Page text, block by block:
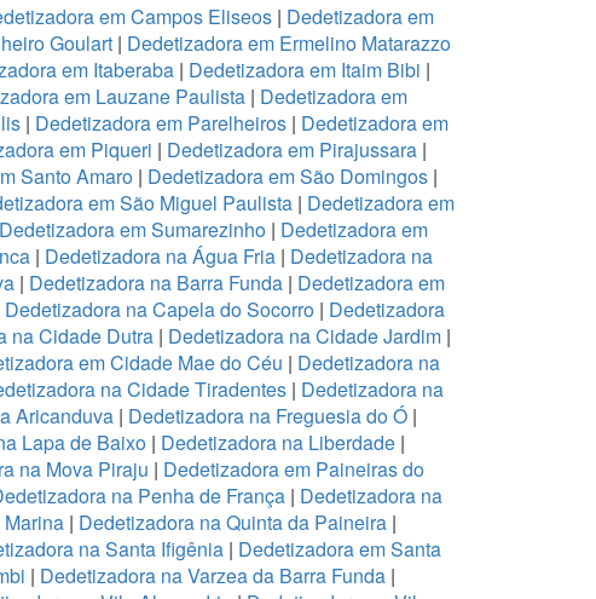
em Campos Eliseos | Dedetizadora em
Goulart | Dedetizadora em Ermelino Matarazzo
em Itaberaba | Dedetizadora em Itaim Bibi |
em Lauzane Paulista | Dedetizadora em
| Dedetizadora em Parelheiros | Dedetizadora em
em Piqueri | Dedetizadora em Pirajussara |
Santo Amaro| Dedetizadora em São Domingos|
em São Miguel Paulista| Dedetizadora em
Dedetizadora em Sumarezinho | Dedetizadora em
| Dedetizadora na Água Fria| Dedetizadora na
| Dedetizadora na Barra Funda | Dedetizadora em
Dedetizadora na Capela do Socorro | Dedetizadora
na Cidade Dutra | Dedetizadora na Cidade Jardim|
em Cidade Mae do Céu | Dedetizadora na
na Cidade Tiradentes| Dedetizadora na
Aricanduva | Dedetizadora na Freguesia do Ó |
Lapa de Baixo | Dedetizadora na Liberdade |
na Mova Piraju | Dedetizadora em Paineiras do
na Penha de França | Dedetizadora na
| Dedetizadora na Quinta da Paineira |
na Santa Ifigênia | Dedetizadora em Santa
| Dedetizadora na Varzea da Barra Funda|